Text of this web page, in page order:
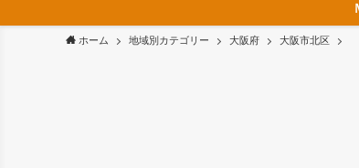
ホーム 地域別カテゴリー 大阪府 大阪市北区